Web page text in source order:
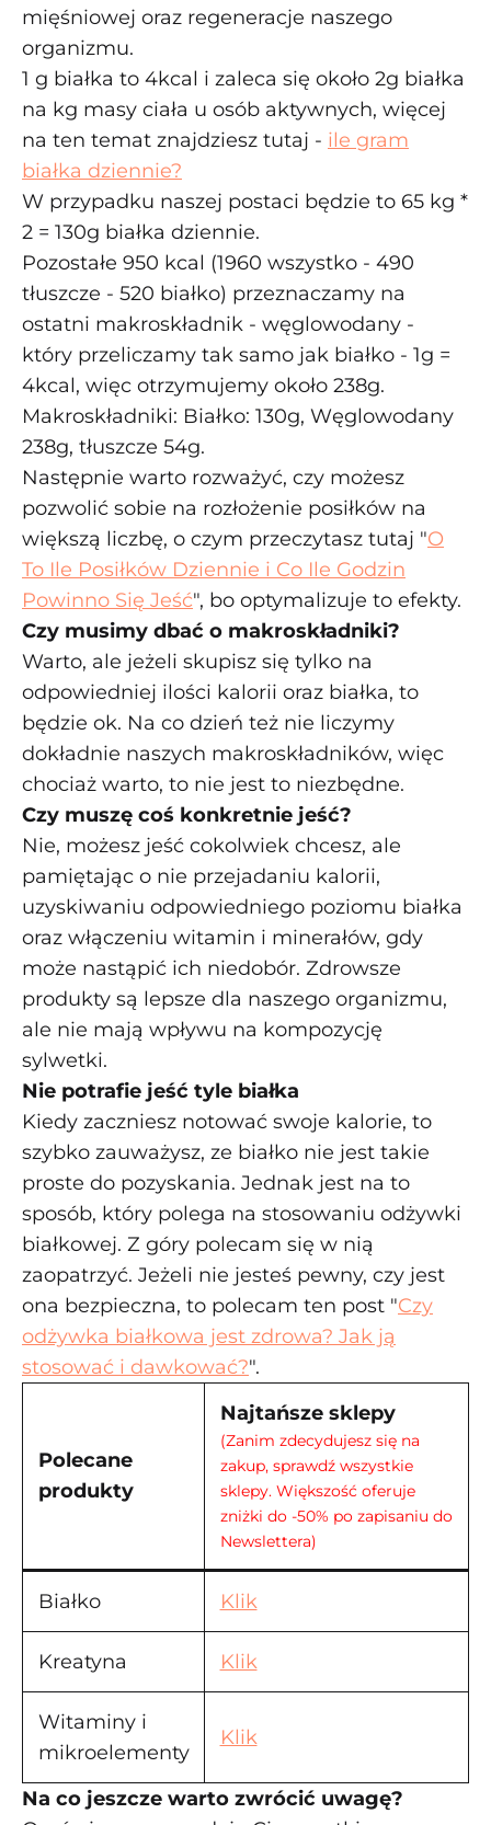
mięśniowej oraz regeneracje naszego
organizmu.
1 g białka to 4kcal i zaleca się około 2g białka
na kg masy ciała u osób aktywnych, więcej
na ten temat znajdziesz tutaj - ile gram
białka dziennie?
W przypadku naszej postaci będzie to 65 kg *
2 = 130g białka dziennie.
Pozostałe 950 kcal (1960 wszystko - 490
tłuszcze - 520 białko) przeznaczamy na
ostatni makroskładnik - węglowodany -
który przeliczamy tak samo jak białko - 1g =
4kcal, więc otrzymujemy około 238g.
Makroskładniki: Białko: 130g, Węglowodany
238g, tłuszcze 54g.
Następnie warto rozważyć, czy możesz
pozwolić sobie na rozłożenie posiłków na
większą liczbę, o czym przeczytasz tutaj "O
To Ile Posiłków Dziennie i Co Ile Godzin
Powinno Się Jeść", bo optymalizuje to efekty.
Czy musimy dbać o makroskładniki?
Warto, ale jeżeli skupisz się tylko na
odpowiedniej ilości kalorii oraz białka, to
będzie ok. Na co dzień też nie liczymy
dokładnie naszych makroskładników, więc
chociaż warto, to nie jest to niezbędne.
Czy muszę coś konkretnie jeść?
Nie, możesz jeść cokolwiek chcesz, ale
pamiętając o nie przejadaniu kalorii,
uzyskiwaniu odpowiedniego poziomu białka
oraz włączeniu witamin i minerałów, gdy
może nastąpić ich niedobór. Zdrowsze
produkty są lepsze dla naszego organizmu,
ale nie mają wpływu na kompozycję
sylwetki.
Nie potrafie jeść tyle białka
Kiedy zaczniesz notować swoje kalorie, to
szybko zauważysz, ze białko nie jest takie
proste do pozyskania. Jednak jest na to
sposób, który polega na stosowaniu odżywki
białkowej. Z góry polecam się w nią
zaopatrzyć. Jeżeli nie jesteś pewny, czy jest
ona bezpieczna, to polecam ten post "Czy
odżywka białkowa jest zdrowa? Jak ją
stosować i dawkować?".
Polecane
produkty
Najtańsze sklepy
(Zanim zdecydujesz się na
zakup, sprawdź wszystkie
sklepy. Większość oferuje
zniżki do -50% po zapisaniu do
Newslettera)
Białko Klik
Kreatyna Klik
Witaminy i
mikroelementy
Klik
Na co jeszcze warto zwrócić uwagę?